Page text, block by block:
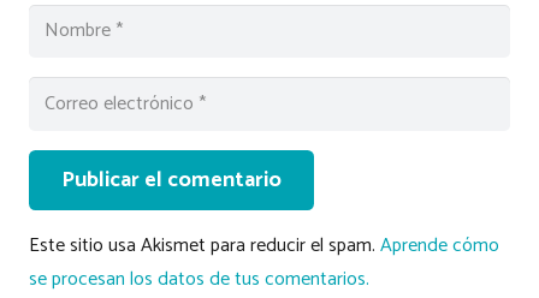
Publicar el comentario
Este sitio usa Akismet para reducir el spam.Aprende cómo
se procesan los datos de tus comentarios.